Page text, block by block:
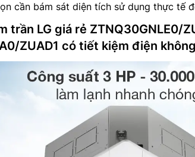
cần bám sát diện tích sử dụng thực tế
trần LG giá rẻ ZTNQ30GNLE0/
ZUAD1 có tiết kiệm điện